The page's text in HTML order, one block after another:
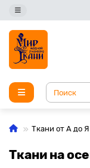
Ткани от А до Я
Ткани на